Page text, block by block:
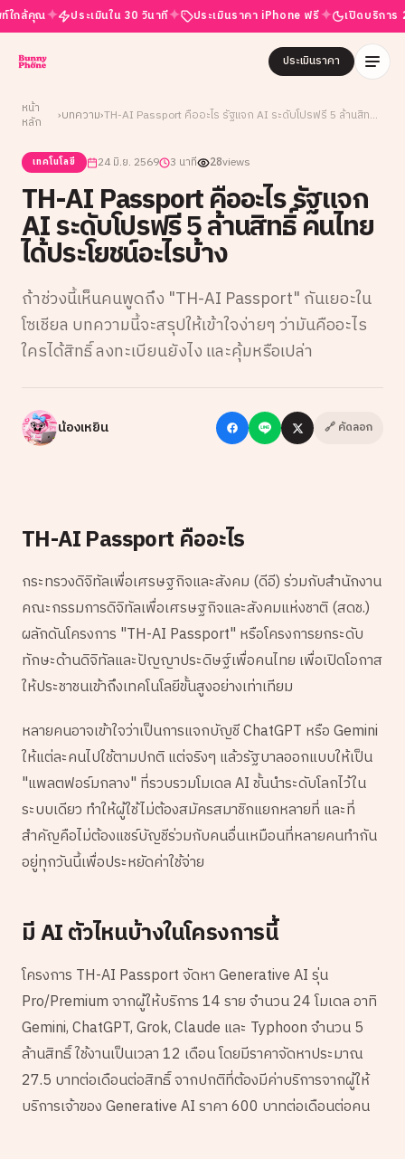
คุณ✦ ประเมินใน 30 วินาที✦ ประเมินราคา iPhone ฟรี✦ เปิดบริการ 24 ชั่
ประเมินราคา
หน้า
หลัก
›บทความ› TH-AI Passport คืออะไร รัฐแจก AI ระดับโปรฟรี 5 ล้านสิทธิ์ คนไทยได้ประโยชน์อะไรบ้าง
เทคโนโลยี 24 มิ.ย. 2569 3 นาที 28views
TH-AI Passport คืออะไร รัฐแจก
AI ระดับโปรฟรี 5 ล้านสิทธิ์ คนไทย
ได้ประโยชน์อะไรบ้าง
ถ้าช่วงนี้เห็นคนพูดถึง "TH-AI Passport" กันเยอะใน
โซเชียล บทความนี้จะสรุปให้เข้าใจง่ายๆ ว่ามันคืออะไร
ใครได้สิทธิ์ ลงทะเบียนยังไง และคุ้มหรือเปล่า
น้องเหยิน 🔗 คัดลอก
TH-AI Passport คืออะไร
กระทรวงดิจิทัลเพื่อเศรษฐกิจและสังคม (ดีอี) ร่วมกับสำนักงาน
คณะกรรมการดิจิทัลเพื่อเศรษฐกิจและสังคมแห่งชาติ (สดช.)
ผลักดันโครงการ "TH-AI Passport" หรือโครงการยกระดับ
ทักษะด้านดิจิทัลและปัญญาประดิษฐ์เพื่อคนไทย เพื่อเปิดโอกาส
ให้ประชาชนเข้าถึงเทคโนโลยีขั้นสูงอย่างเท่าเทียม
หลายคนอาจเข้าใจว่าเป็นการแจกบัญชี ChatGPT หรือ Gemini
ให้แต่ละคนไปใช้ตามปกติ แต่จริงๆ แล้วรัฐบาลออกแบบให้เป็น
"แพลตฟอร์มกลาง" ที่รวบรวมโมเดล AI ชั้นนำระดับโลกไว้ใน
ระบบเดียว ทำให้ผู้ใช้ไม่ต้องสมัครสมาชิกแยกหลายที่ และที่
สำคัญคือไม่ต้องแชร์บัญชีร่วมกับคนอื่นเหมือนที่หลายคนทำกัน
อยู่ทุกวันนี้เพื่อประหยัดค่าใช้จ่าย
มี AI ตัวไหนบ้างในโครงการนี้
โครงการ TH-AI Passport จัดหา Generative AI รุ่น
Pro/Premium จากผู้ให้บริการ 14 ราย จำนวน 24 โมเดล อาทิ
Gemini, ChatGPT, Grok, Claude และ Typhoon จำนวน 5
ล้านสิทธิ์ ใช้งานเป็นเวลา 12 เดือน โดยมีราคาจัดหาประมาณ
27.5 บาทต่อเดือนต่อสิทธิ์ จากปกติที่ต้องมีค่าบริการจากผู้ให้
บริการเจ้าของ Generative AI ราคา 600 บาทต่อเดือนต่อคน